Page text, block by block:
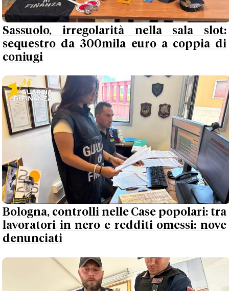
Sassuolo, irregolarità nella sala slot:
sequestro da 300mila euro a coppia di
coniugi
Bologna, controlli nelle Case popolari: tra
lavoratori in nero e redditi omessi: nove
denunciati